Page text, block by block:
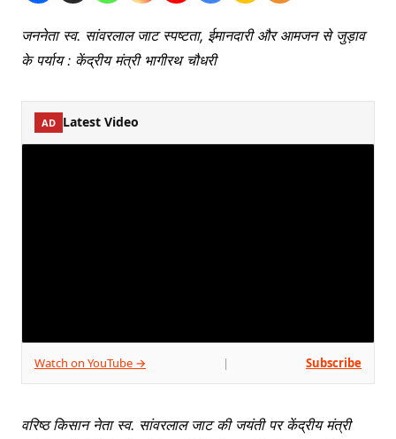
जननेता स्व. सांवरलाल जाट स्पष्टता, ईमानदारी और आमजन से जुड़ाव
के पर्याय : केंद्रीय मंत्री भागीरथ चौधरी
AD Latest Video
Watch on YouTube → | Subscribe
वरिष्ठ किसान नेता स्व. सांवरलाल जाट की जयंती पर केंद्रीय मंत्री